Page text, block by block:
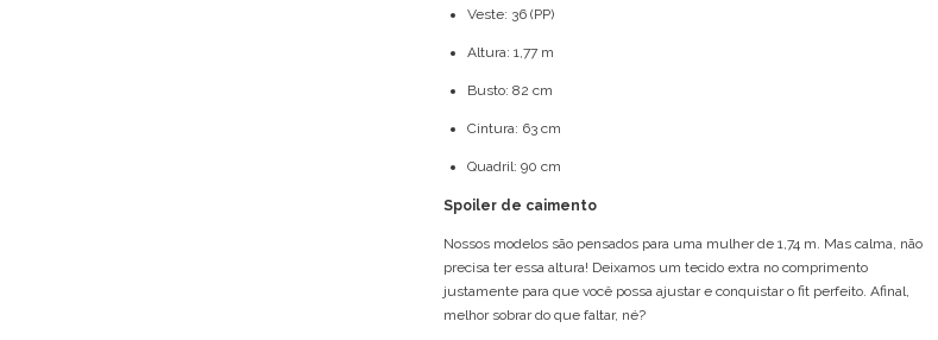
Veste: 36 (PP)
Altura: 1,77 m
Busto: 82 cm
Cintura: 63 cm
Quadril: 90 cm
Spoiler de caimento
Nossos modelos são pensados para uma mulher de 1,74 m. Mas calma, não
precisa ter essa altura! Deixamos um tecido extra no comprimento
justamente para que você possa ajustar e conquistar o fit perfeito. Afinal,
melhor sobrar do que faltar, né?